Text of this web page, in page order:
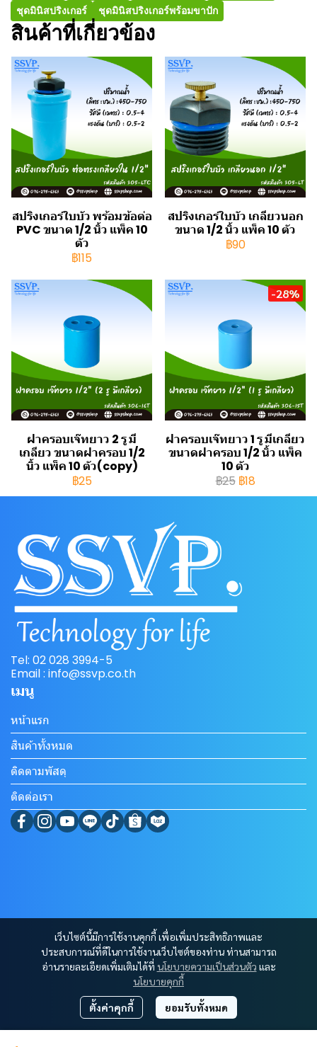
ชุดมินิสปริงเกอร์
ชุดมินิสปริงเกอร์พร้อมขาปัก
สินค้าที่เกี่ยวข้อง
สปริงเกอร์ใบบัว พร้อมข้อต่อ
PVC ขนาด 1/2 นิ้ว แพ็ค 10
ตัว
฿115
สปริงเกอร์ใบบัว เกลียวนอก
ขนาด 1/2 นิ้ว แพ็ค 10 ตัว
฿90
ฝาครอบเจ๊ทยาว 2 รู มี
เกลียว ขนาดฝาครอบ 1/2
นิ้ว แพ็ค 10 ตัว(copy)
฿25
-28%
ฝาครอบเจ๊ทยาว 1 รู มีเกลียว
ขนาดฝาครอบ 1/2 นิ้ว แพ็ค
10 ตัว
฿25 ฿18
เว็บไซต์นี้มีการใช้งานคุกกี้ เพื่อเพิ่มประสิทธิภาพและ
ประสบการณ์ที่ดีในการใช้งานเว็บไซต์ของท่าน ท่านสามารถ
อ่านรายละเอียดเพิ่มเติมได้ที่ นโยบายความเป็นส่วนตัว และ
นโยบายคุกกี้
ตั้งค่าคุกกี้ ยอมรับทั้งหมด
Tel: 02 028 3994-5
Email : info@ssvp.co.th
เมนู
หน้าแรก
สินค้าทั้งหมด
ติดตามพัสดุ
ติดต่อเรา